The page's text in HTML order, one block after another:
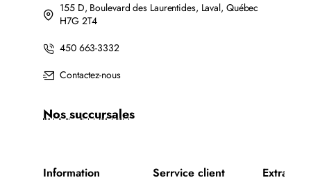
155 D, Boulevard des Laurentides, Laval, Québec
H7G 2T4
450 663-3332
Contactez-nous
Nos succursales
Information Serrvice client Extra